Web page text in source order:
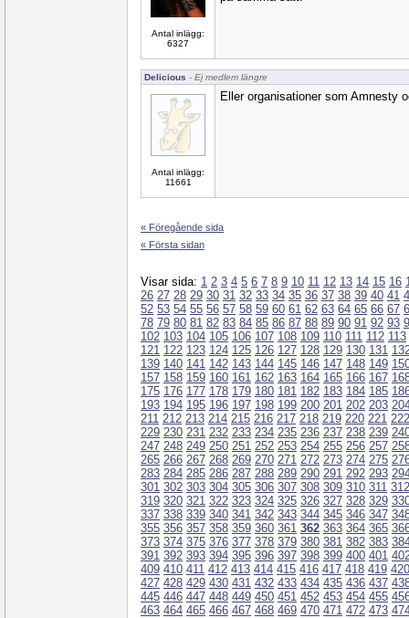
Antal inlägg:
6327
Delicious - Ej medlem längre
Antal inlägg:
11661
Eller organisationer som Amnesty
« Föregående sida
« Första sidan
Visar sida: 1 2 3 4 5 6 7 8 9 10 11 12 13 14 15 16
26 27 28 29 30 31 32 33 34 35 36 37 38 39 40 41
52 53 54 55 56 57 58 59 60 61 62 63 64 65 66 67
78 79 80 81 82 83 84 85 86 87 88 89 90 91 92 93
102 103 104 105 106 107 108 109 110 111 112 113
121 122 123 124 125 126 127 128 129 130 131
139 140 141 142 143 144 145 146 147 148 149
157 158 159 160 161 162 163 164 165 166 167
175 176 177 178 179 180 181 182 183 184 185
193 194 195 196 197 198 199 200 201 202 203
211 212 213 214 215 216 217 218 219 220 221 222
229 230 231 232 233 234 235 236 237 238 239
247 248 249 250 251 252 253 254 255 256 257
265 266 267 268 269 270 271 272 273 274 275
283 284 285 286 287 288 289 290 291 292 293
301 302 303 304 305 306 307 308 309 310 311 312
319 320 321 322 323 324 325 326 327 328 329
337 338 339 340 341 342 343 344 345 346 347
355 356 357 358 359 360 361 362 363 364 365
373 374 375 376 377 378 379 380 381 382 383
391 392 393 394 395 396 397 398 399 400 401
409 410 411 412 413 414 415 416 417 418 419 420
427 428 429 430 431 432 433 434 435 436 437
445 446 447 448 449 450 451 452 453 454 455
463 464 465 466 467 468 469 470 471 472 473